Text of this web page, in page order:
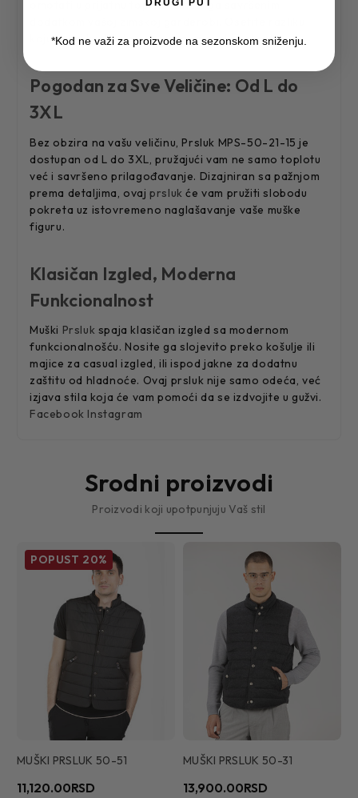
omotati u prijatnu toplinu, čineći ga savršenim
koju pravi kvalitetna sirovina uz svaki pokret.
Pogodan za Sve Veličine: Od L do
3XL
Bez obzira na vašu veličinu, Prsluk MPS-50-21-15 je
dostupan od L do 3XL, pružajući vam ne samo toplotu
već i savršeno prilagođavanje. Dizajniran sa pažnjom
prema detaljima, ovajprsluk će vam pružiti slobodu
pokreta uz istovremeno naglašavanje vaše muške
figuru.
Klasičan Izgled, Moderna
Funkcionalnost
Muški Prsluk spaja klasičan izgled sa modernom
funkcionalnošću. Nosite ga slojevito preko košulje ili
majice za casual izgled, ili ispod jakne za dodatnu
zaštitu od hladnoće. Ovaj prsluk nije samo odeća, već
izjava stila koja će vam pomoći da se izdvojite u gužvi.
Facebook Instagram
Srodni proizvodi
Proizvodi koji upotpunjuju Vaš stil
POPUST 20%
MUŠKI PRSLUK 50-51
11,120.00RSD
MUŠKI PRSLUK 50-31
13,900.00RSD
DRUGI PUT
*Kod ne važi za proizvode na sezonskom sniženju.